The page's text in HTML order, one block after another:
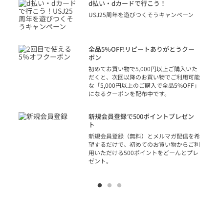
d払い・dカードで行こう！
USJ25周年を遊びつくそうキャンペーン
全品5％OFF!リピートありがとうクー
ポン
初めてお買い物で5,000円以上ご購入いた
だくと、次回以降のお買い物でご利用可能
な「5,000円以上のご購入で全品5%OFF」
になるクーポンを配布中です。
新規会員登録で500ポイントプレゼン
ト
新規会員登録（無料）とメルマガ配信を希
望するだけで、初めてのお買い物からご利
用いただける500ポイントをどーんとプレ
ゼント。